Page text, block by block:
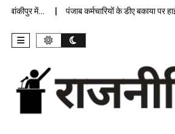
में… पंजाब कर्मचारियों के डीए बकाया पर